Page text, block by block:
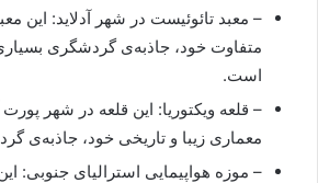
– معبد تائوئیست در شهر آدلاید: این
متفاوت خود، جاذبه‌ی گردشگری بسیاری
است.
– قلعه ویکتوریا: این قلعه در شهر پورت
معماری زیبا و تاریخی خود، جاذبه‌ی
– موزه هواپیمایی استرالیای جنوبی: